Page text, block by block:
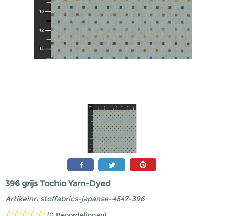
396 grijs Tochio Yarn-Dyed
Artikelnr: stoffabrics-japanse-4547-396